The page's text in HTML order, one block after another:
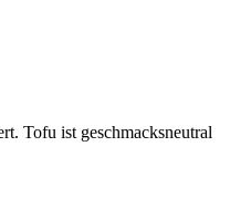
Tofu ist geschmacksneutral